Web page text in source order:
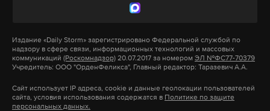
дистанционного управления, воздействие на
аппаратов.
Порядок принятия решений о противодействии
БПЛА и перечень уполномоченных должностных
лиц определит сама Федеральная таможенная
Издание «Daily Storm» зарегистрировано Федеральной службой по
надзору в сфере связи, информационных технологий и массовых
коммуникаций (Роскомнадзор) 20.07.2017 за номером ЭЛ №ФС77-70379
Учредитель: ООО "ОрденФеликса", Главный редактор: Таразевич А.А.
Сайт использует IP адреса, cookie и данные геолокации пользователей
сайта, условия использования содержатся в Политике по защите
персональных данных.